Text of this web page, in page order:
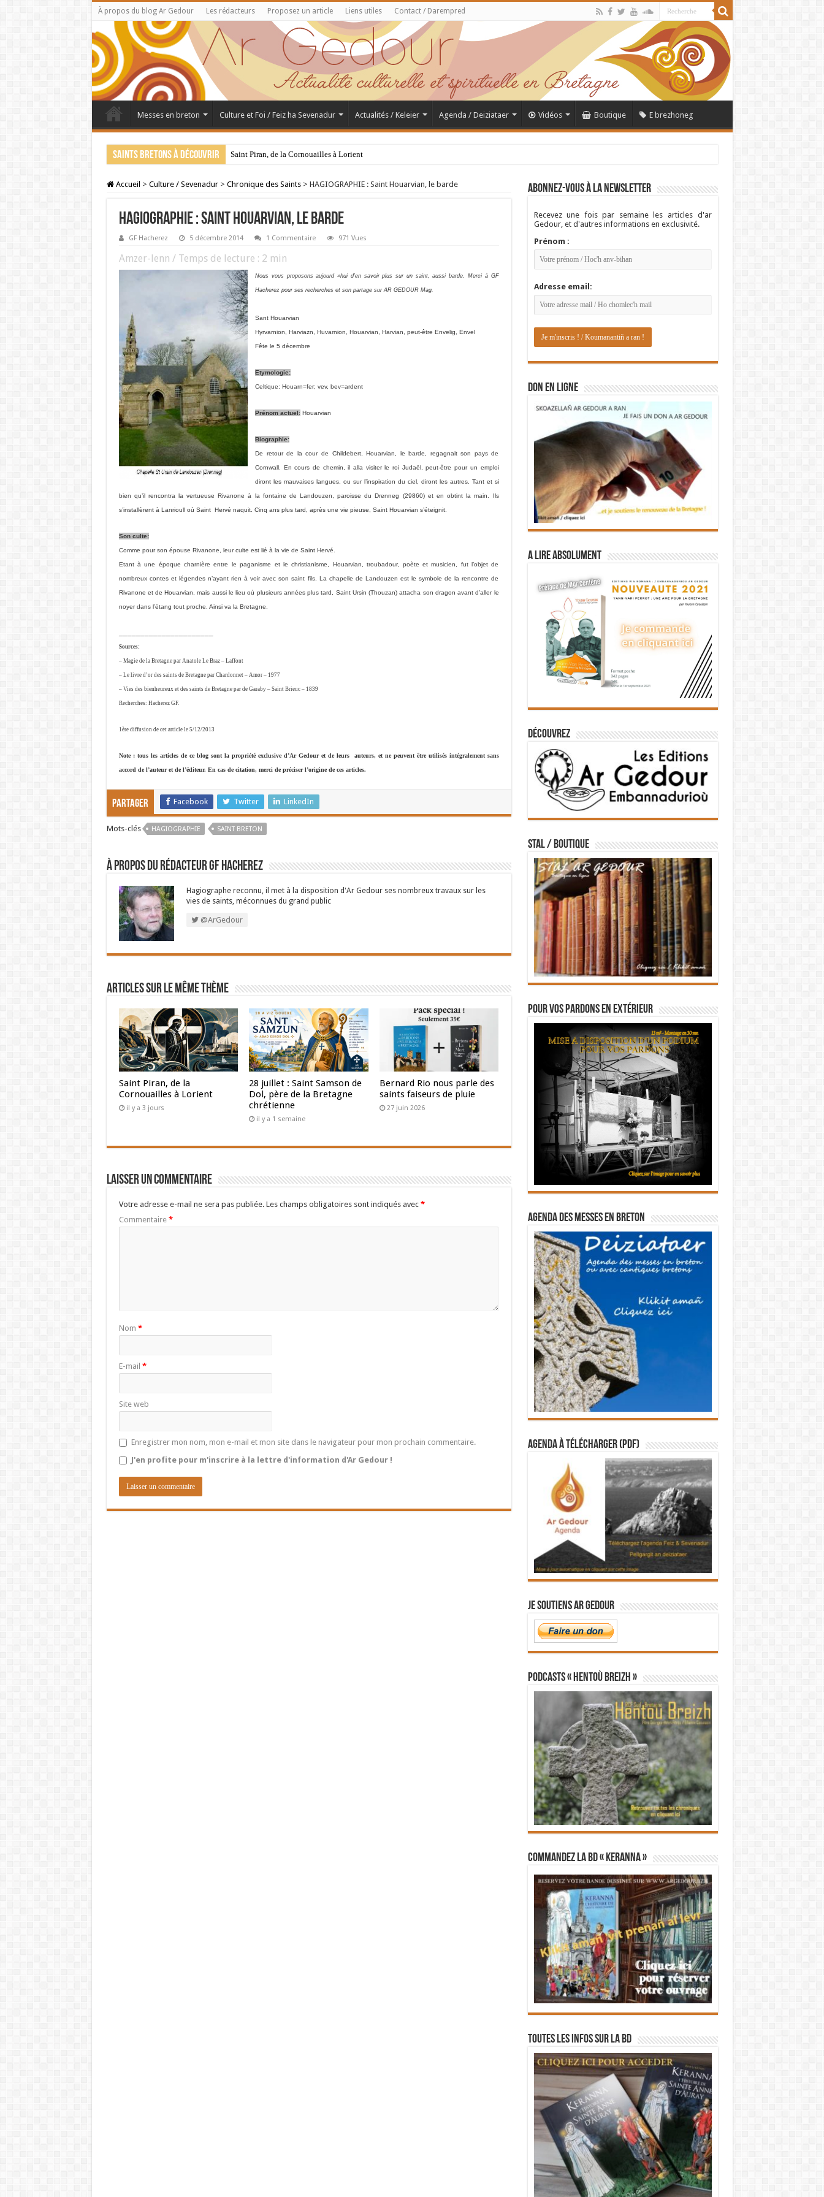
À propos du blog Ar Gedour Les rédacteurs Proposez un article Liens utiles Contact / Darempred
Messes en breton Culture et Foi / Feiz ha Sevenadur Actualités / Keleier Agenda / Deiziataer Vidéos Boutique E brezhoneg
Saints bretons à découvrir Saint Piran, de la Cornouailles à Lorient
Accueil > Culture / Sevenadur > Chronique des Saints > HAGIOGRAPHIE : Saint Houarvian, le barde
HAGIOGRAPHIE : Saint Houarvian, le barde
GF Hacherez 5 décembre 2014 1 Commentaire 971 Vues
Amzer-lenn / Temps de lecture : 2 min
Nous vous proposons aujourd »hui d’en savoir plus sur un saint, aussi barde. Merci à GF
Hacherez pour ses recherches et son partage sur AR GEDOUR Mag.
Sant Houarvian
Hyrvarnion, Harviazn, Huvarnion, Houarvian, Harvian, peut-être Envelig, Envel
Fête le 5 décembre
Etymologie:
Celtique: Houarn=fer; vev, bev=ardent
Prénom actuel: Houarvian
Biographie:
De retour de la cour de Childebert, Houarvian, le barde, regagnait son pays de
Cornwall. En cours de chemin, il alla visiter le roi Judaël, peut-être pour un emploi
diront les mauvaises langues, ou sur l’inspiration du ciel, diront les autres. Tant et si
bien qu’il rencontra la vertueuse Rivanone à la fontaine de Landouzen, paroisse du Drenneg (29860) et en obtint la main. Ils
s’installèrent à Lanrioull où Saint Hervé naquit. Cinq ans plus tard, après une vie pieuse, Saint Houarvian s’éteignit.
Son culte:
Comme pour son épouse Rivanone, leur culte est lié à la vie de Saint Hervé.
Etant à une époque charnière entre le paganisme et le christianisme, Houarvian, troubadour, poète et musicien, fut l’objet de
nombreux contes et légendes n’ayant rien à voir avec son saint fils. La chapelle de Landouzen est le symbole de la rencontre de
Rivanone et de Houarvian, mais aussi le lieu où plusieurs années plus tard, Saint Ursin (Thouzan) attacha son dragon avant d’aller le
noyer dans l’étang tout proche. Ainsi va la Bretagne.
Sources:
– Magie de la Bretagne par Anatole Le Braz – Laffont
– Le livre d’or des saints de Bretagne par Chardonnet – Amor – 1977
– Vies des bienheureux et des saints de Bretagne par de Garaby – Saint Brieuc – 1839
Recherches: Hacherez GF.
1ère diffusion de cet article le 5/12/2013
Note : tous les articles de ce blog sont la propriété exclusive d’Ar Gedour et de leurs auteurs, et ne peuvent être utilisés intégralement sans
accord de l’auteur et de l’éditeur. En cas de citation, merci de préciser l’origine de ces articles.
Partager Facebook Twitter LinkedIn
Mots-clés HAGIOGRAPHIE SAINT BRETON
À propos du rédacteur GF Hacherez
Hagiographe reconnu, il met à la disposition d'Ar Gedour ses nombreux travaux sur les
vies de saints, méconnues du grand public
@ArGedour
Articles sur le même thème
Saint Piran, de la
Cornouailles à Lorient
il y a 3 jours
28 juillet : Saint Samson de
Dol, père de la Bretagne
chrétienne
il y a 1 semaine
Bernard Rio nous parle des
saints faiseurs de pluie
27 juin 2026
Laisser un commentaire
Votre adresse e-mail ne sera pas publiée. Les champs obligatoires sont indiqués avec *
Commentaire *
Nom *
E-mail *
Site web
Enregistrer mon nom, mon e-mail et mon site dans le navigateur pour mon prochain commentaire.
J'en profite pour m'inscrire à la lettre d'information d'Ar Gedour !
Abonnez-vous à la newsletter
Recevez une fois par semaine les articles d'ar
Gedour, et d'autres informations en exclusivité.
Prénom :
Adresse email:
DON EN LIGNE
A lire absolument
Découvrez
STAL / BOUTIQUE
Pour vos pardons en extérieur
Agenda des messes en breton
Agenda à télécharger (PDF)
Je soutiens Ar Gedour
PODCASTS « Hentoù Breizh »
Commandez la BD « Keranna »
Toutes les infos sur la BD